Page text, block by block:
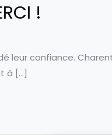
!
leur confiance.
à […]